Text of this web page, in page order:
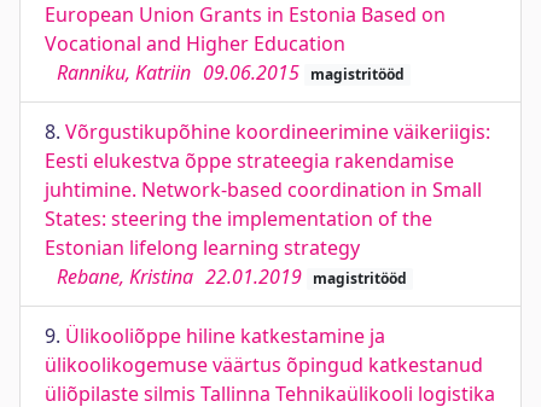
European Union Grants in Estonia Based on
Vocational and Higher Education
Ranniku, Katriin 09.06.2015 magistritööd
8. Võrgustikupõhine koordineerimine väikeriigis:
Eesti elukestva õppe strateegia rakendamise
juhtimine. Network-based coordination in Small
States: steering the implementation of the
Estonian lifelong learning strategy
Rebane, Kristina 22.01.2019 magistritööd
9. Ülikooliõppe hiline katkestamine ja
ülikoolikogemuse väärtus õpingud katkestanud
üliõpilaste silmis Tallinna Tehnikaülikooli logistika